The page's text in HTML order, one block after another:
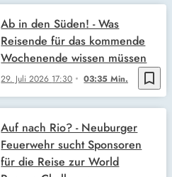
bookmark_border
29. Juli 2026 17:30 03:35 Min.
Ab in den Süden! - Was
Reisende für das kommende
Wochenende wissen müssen
Auf nach Rio? - Neuburger
Feuerwehr sucht Sponsoren
für die Reise zur World